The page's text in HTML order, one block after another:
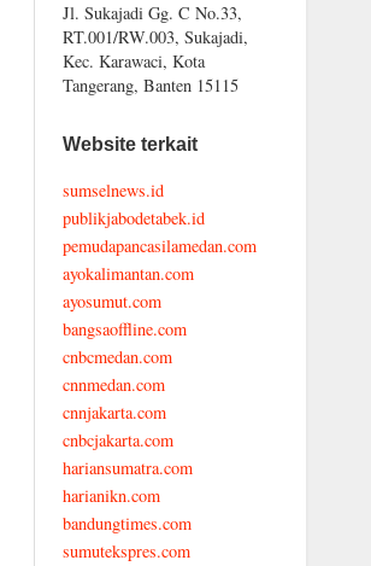
Jl. Sukajadi Gg. C No.33,
RT.001/RW.003, Sukajadi,
Kec. Karawaci, Kota
Tangerang, Banten 15115
Website terkait
sumselnews.id
publikjabodetabek.id
pemudapancasilamedan.com
ayokalimantan.com
ayosumut.com
bangsaoffline.com
cnbcmedan.com
cnnmedan.com
cnnjakarta.com
cnbcjakarta.com
hariansumatra.com
harianikn.com
bandungtimes.com
sumutekspres.com